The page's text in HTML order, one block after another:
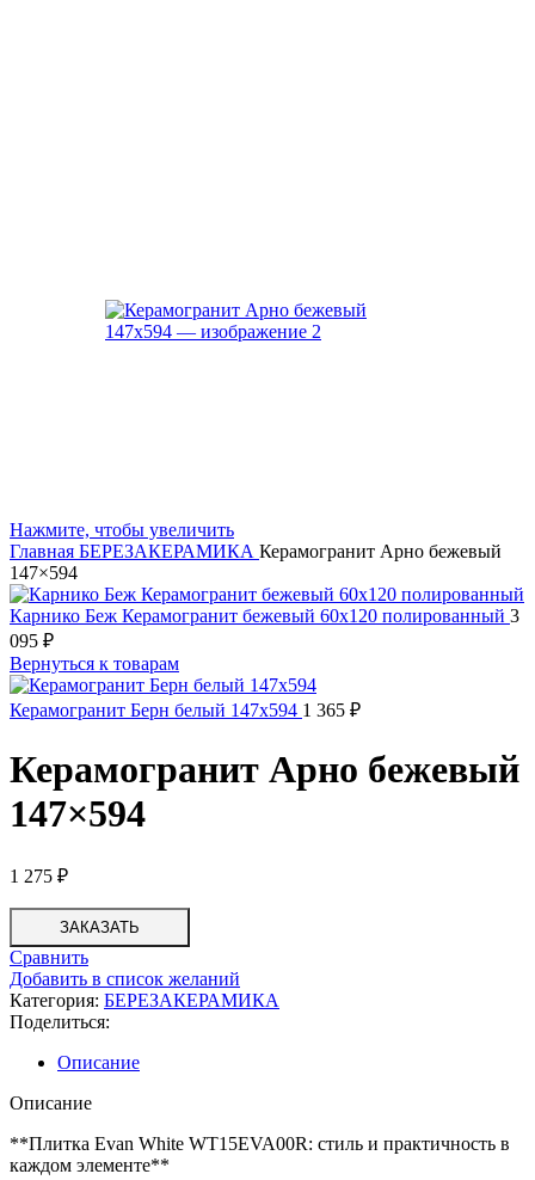
Нажмите, чтобы увеличить
Главная БЕРЕЗАКЕРАМИКА Керамогранит Арно бежевый
147×594
Карнико Беж Керамогранит бежевый 60х120 полированный 3
095 ₽
Вернуться к товарам
Керамогранит Берн белый 147x594 1 365 ₽
Керамогранит Арно бежевый
147×594
1 275 ₽
ЗАКАЗАТЬ
Сравнить
Добавить в список желаний
Категория: БЕРЕЗАКЕРАМИКА
Поделиться:
Описание
Описание
**Плитка Evan White WT15EVA00R: стиль и практичность в
каждом элементе**